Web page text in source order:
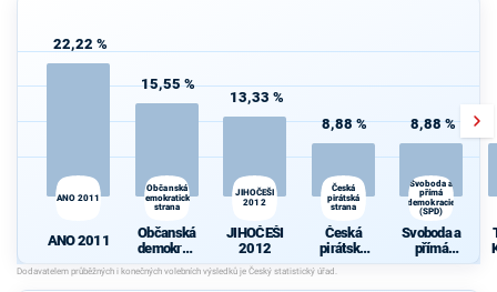
22,22 %
ANO 2011
ANO 2011
15,55 %
Občanská
demokratická
strana
Občanská
demokrati
cká strana
13,33 %
JIHOČEŠI
2012
JIHOČEŠI
2012
8,88 %
Česká
pirátská
strana
Česká
pirátská
strana
8,88 %
Svoboda a
přímá
demokracie
(SPD)
Svoboda a
přímá
demokraci